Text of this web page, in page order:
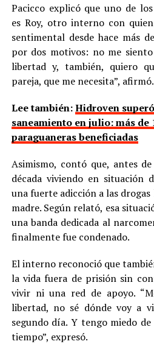
Pacicco explicó que uno de
es Roy, otro interno con
sentimental desde hace más
por dos motivos: no me
libertad y, también, quiero
pareja, que me necesita”, afirmó.
Lee también:Hidroven
saneamiento en julio: más
paraguaneras beneficiadas
Asimismo, contó que, antes
década viviendo en situación
una fuerte adicción a las
madre. Según relató, esa
una banda dedicada al
finalmente fue condenado.
El interno reconoció que
la vida fuera de prisión sin
vivir ni una red de apoyo.
libertad, no sé dónde voy a
segundo día. Y tengo miedo
tiempo”, expresó.